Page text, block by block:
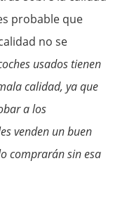
probable que
no se
usados tienen
calidad, ya que
a los
venden un buen
comprarán sin esa